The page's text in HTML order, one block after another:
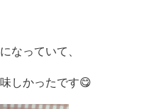
なっていて、
しかったです😋